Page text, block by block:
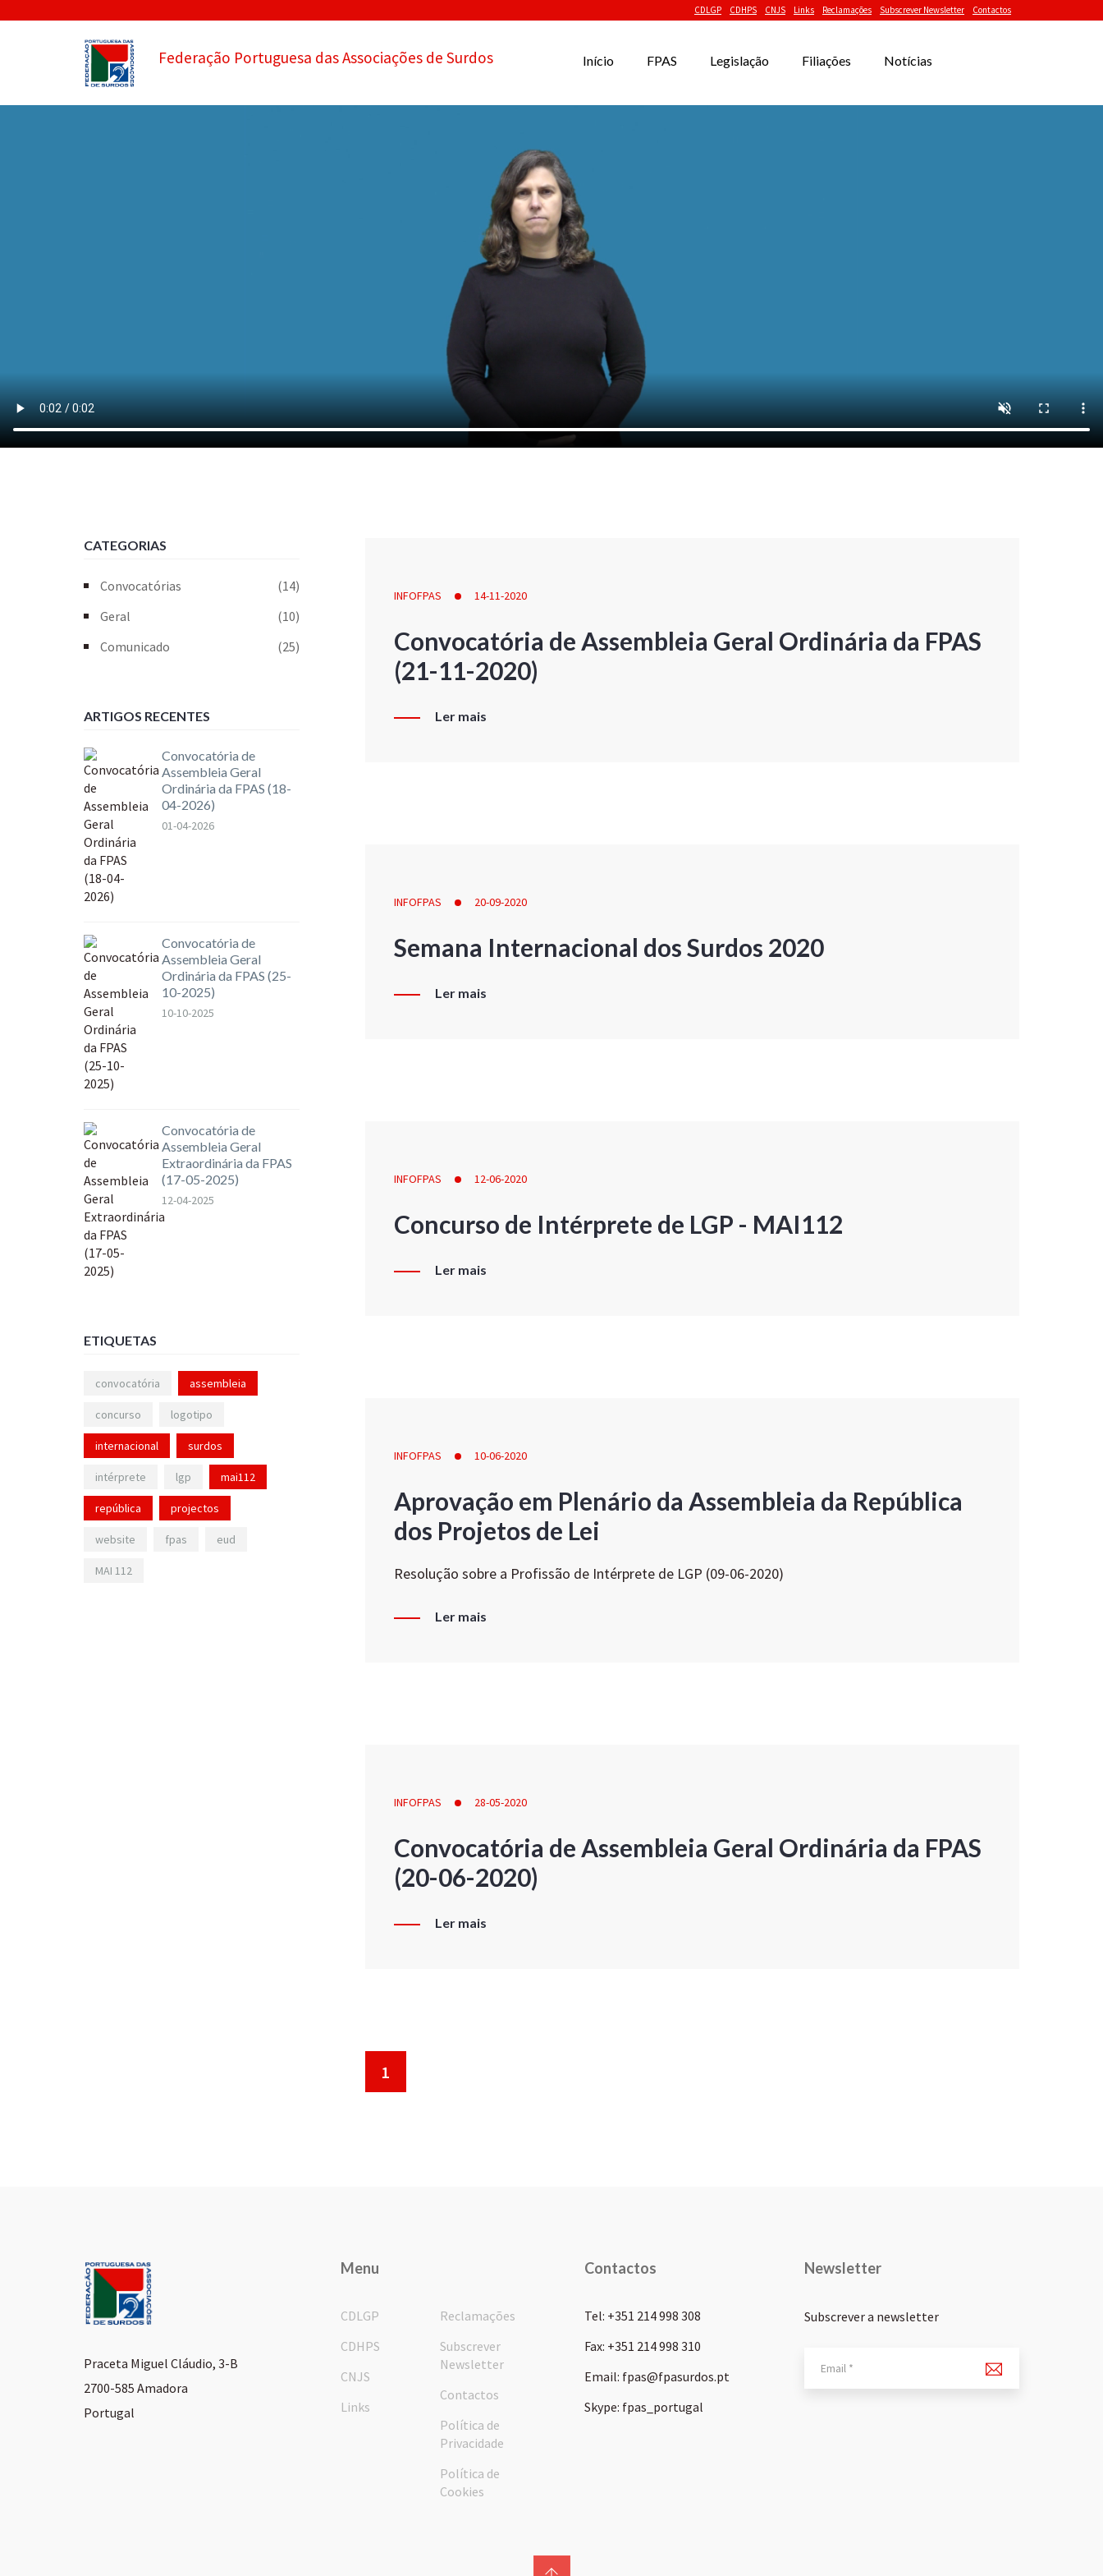
CDLGP CDHPS CNJS Links Reclamações Subscrever Newsletter Contactos
Federação Portuguesa das Associações de Surdos Início FPAS Legislação Filiações Notícias
INFOFPAS 14-11-2020
Convocatória de Assembleia Geral Ordinária da FPAS
(21-11-2020)
Ler mais
INFOFPAS 20-09-2020
Semana Internacional dos Surdos 2020
Ler mais
INFOFPAS 12-06-2020
Concurso de Intérprete de LGP - MAI112
Ler mais
INFOFPAS 10-06-2020
Aprovação em Plenário da Assembleia da República
dos Projetos de Lei
Resolução sobre a Profissão de Intérprete de LGP (09-06-2020)
Ler mais
INFOFPAS 28-05-2020
Convocatória de Assembleia Geral Ordinária da FPAS
(20-06-2020)
Ler mais
1
CATEGORIAS
Convocatórias
(14)
Geral
(10)
Comunicado
(25)
ARTIGOS RECENTES
Convocatória de
Assembleia Geral
Ordinária da FPAS (18-
04-2026)
01-04-2026
Convocatória de
Assembleia Geral
Ordinária da FPAS (25-
10-2025)
10-10-2025
Convocatória de
Assembleia Geral
Extraordinária da FPAS
(17-05-2025)
12-04-2025
ETIQUETAS
convocatória assembleia
concurso logotipo
internacional surdos
intérprete lgp mai112
república projectos
website fpas eud
MAI 112
Praceta Miguel Cláudio, 3-B
2700-585 Amadora
Portugal
Menu
CDLGP
CDHPS
CNJS
Links
Reclamações
Subscrever
Newsletter
Contactos
Política de
Privacidade
Política de
Cookies
Contactos
Tel: +351 214 998 308
Fax: +351 214 998 310
Email: fpas@fpasurdos.pt
Skype: fpas_portugal
Newsletter
Subscrever a newsletter